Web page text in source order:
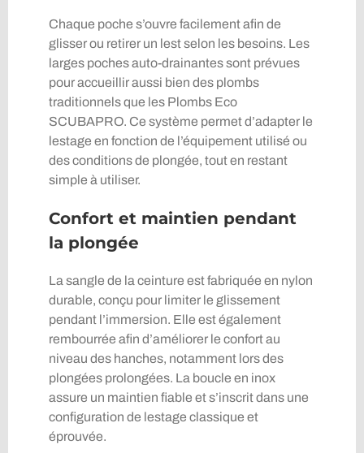
Chaque poche s’ouvre facilement afin de
glisser ou retirer un lest selon les besoins. Les
larges poches auto-drainantes sont prévues
pour accueillir aussi bien des plombs
traditionnels que les Plombs Eco
SCUBAPRO. Ce système permet d’adapter le
lestage en fonction de l’équipement utilisé ou
des conditions de plongée, tout en restant
simple à utiliser.
Confort et maintien pendant
la plongée
La sangle de la ceinture est fabriquée en nylon
durable, conçu pour limiter le glissement
pendant l’immersion. Elle est également
rembourrée afin d’améliorer le confort au
niveau des hanches, notamment lors des
plongées prolongées. La boucle en inox
assure un maintien fiable et s’inscrit dans une
configuration de lestage classique et
éprouvée.